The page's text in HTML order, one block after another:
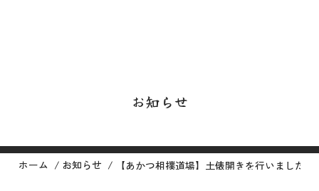
お知らせ
ホーム / お知らせ / 【あかつ相撲道場】土俵開きを行いました